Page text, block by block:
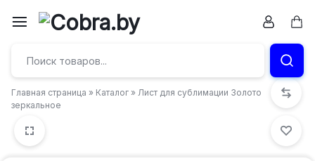
и
канцтовары
Главная страница » Каталог » Лист для сублимации Золото
зеркальное